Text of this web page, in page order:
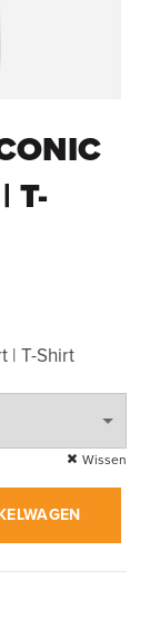
T-
| T-Shirt
Wissen